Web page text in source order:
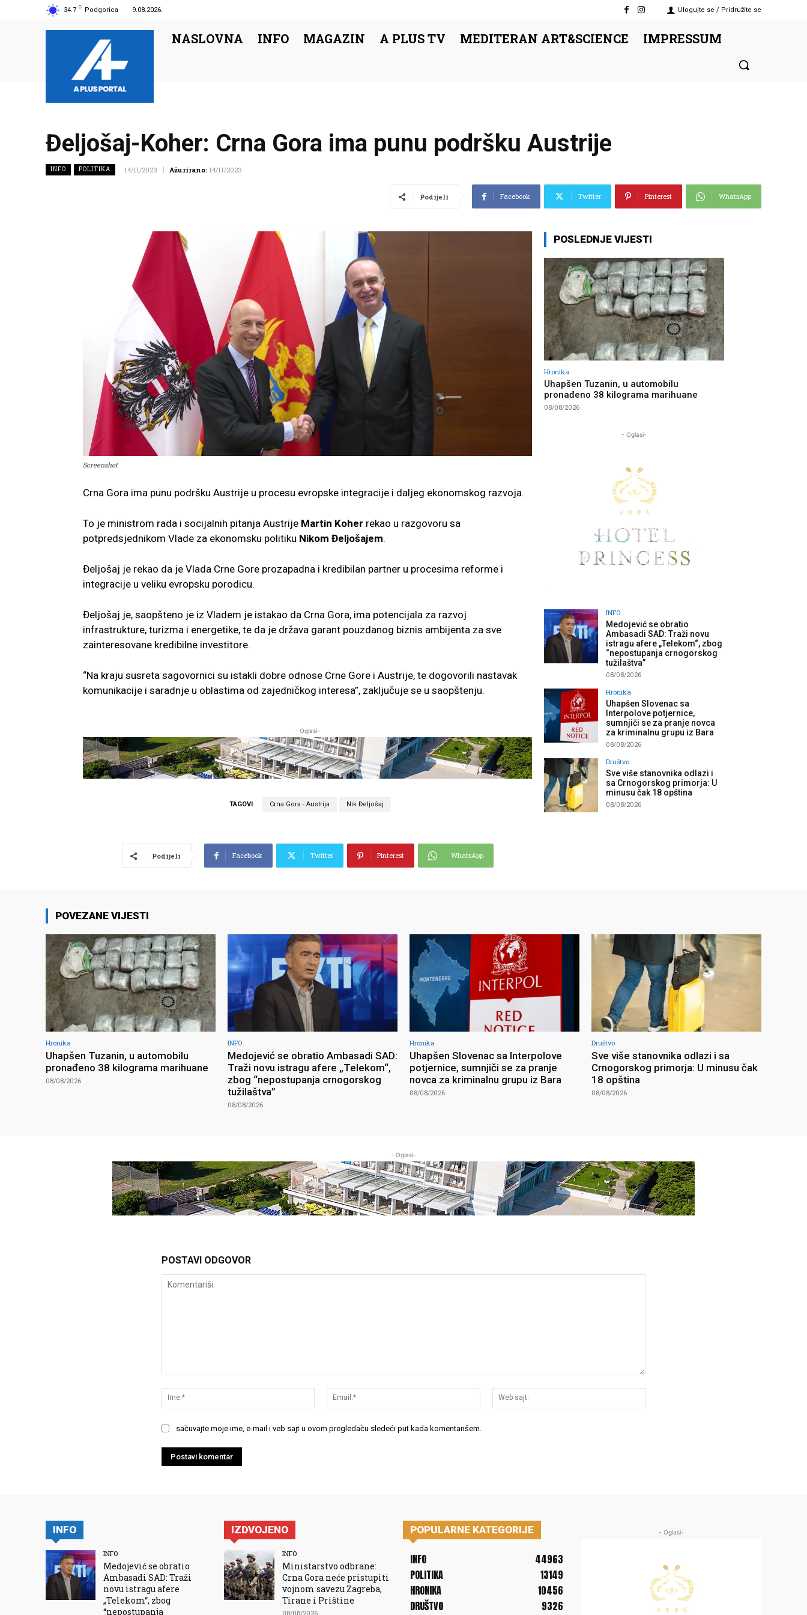
34.7 C Podgorica 9.08.2026. Ulogujte se / Pridružite se
NASLOVNA INFO MAGAZIN A PLUS TV MEDITERAN ART&SCIENCE IMPRESSUM
Đeljošaj-Koher: Crna Gora ima punu podršku Austrije
INFO POLITIKA 14/11/2023 Ažurirano: 14/11/2023
Podijeli Facebook Twitter Pinterest WhatsApp
Screenshot
Crna Gora ima punu podršku Austrije u procesu evropske integracije i daljeg ekonomskog razvoja.
To je ministrom rada i socijalnih pitanja Austrije Martin Koher rekao u razgovoru sa
potpredsjednikom Vlade za ekonomsku politiku Nikom Đeljošajem.
Đeljošaj je rekao da je Vlada Crne Gore prozapadna i kredibilan partner u procesima reforme i
integracije u veliku evropsku porodicu.
Đeljošaj je, saopšteno je iz Vladem je istakao da Crna Gora, ima potencijala za razvoj
infrastrukture, turizma i energetike, te da je država garant pouzdanog biznis ambijenta za sve
zainteresovane kredibilne investitore.
“Na kraju susreta sagovornici su istakli dobre odnose Crne Gore i Austrije, te dogovorili nastavak
komunikacije i saradnje u oblastima od zajedničkog interesa”, zaključuje se u saopštenju.
- Oglasi-
TAGOVI Crna Gora - Austrija Nik Đeljošaj
Podijeli Facebook Twitter Pinterest WhatsApp
POSLEDNJE VIJESTI
Hronika
Uhapšen Tuzanin, u automobilu
pronađeno 38 kilograma marihuane
08/08/2026
- Oglasi-
INFO
Medojević se obratio
Ambasadi SAD: Traži novu
istragu afere „Telekom“, zbog
“nepostupanja crnogorskog
tužilaštva”
08/08/2026
Hronika
Uhapšen Slovenac sa
Interpolove potjernice,
sumnjiči se za pranje novca
za kriminalnu grupu iz Bara
08/08/2026
Društvo
Sve više stanovnika odlazi i
sa Crnogorskog primorja: U
minusu čak 18 opština
08/08/2026
POVEZANE VIJESTI
Hronika
Uhapšen Tuzanin, u automobilu
pronađeno 38 kilograma marihuane
08/08/2026
INFO
Medojević se obratio Ambasadi SAD:
Traži novu istragu afere „Telekom“,
zbog “nepostupanja crnogorskog
tužilaštva”
08/08/2026
Hronika
Uhapšen Slovenac sa Interpolove
potjernice, sumnjiči se za pranje
novca za kriminalnu grupu iz Bara
08/08/2026
Društvo
Sve više stanovnika odlazi i sa
Crnogorskog primorja: U minusu čak
18 opština
08/08/2026
- Oglasi-
POSTAVI ODGOVOR
Ime:*
Email:*
sajt:
sačuvajte moje ime, e-mail i veb sajt u ovom pregledaču sledeći put kada komentarišem.
INFO
INFO
Medojević se obratio
Ambasadi SAD: Traži
novu istragu afere
„Telekom“, zbog
“nepostupanja
IZDVOJENO
INFO
Ministarstvo odbrane:
Crna Gora neće pristupiti
vojnom savezu Zagreba,
Tirane i Prištine
08/08/2026
POPULARNE KATEGORIJE
INFO
44963
POLITIKA
13149
HRONIKA
10456
DRUŠTVO
9326
- Oglasi-